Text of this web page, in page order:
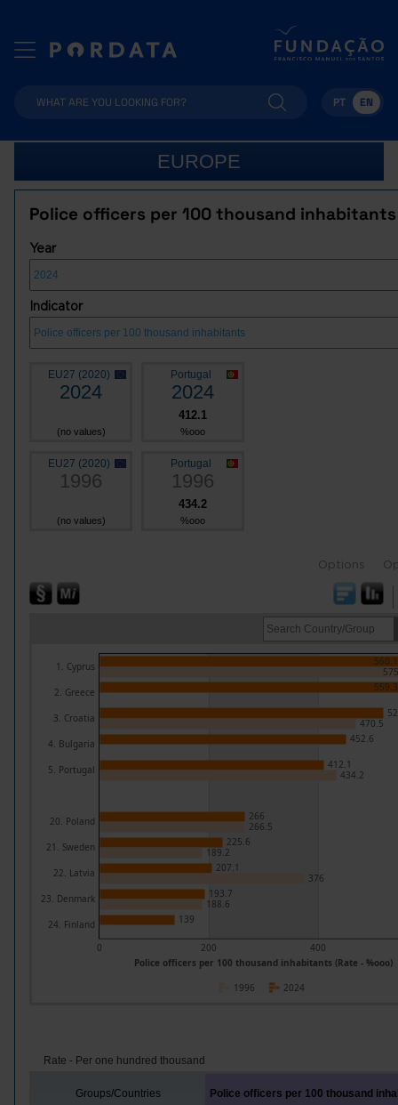
PT EN
EUROPE
Police officers per 100 thousand inhabitants
Year
Indicator
EU27 (2020)
2024
(no values)
Portugal
2024
412.1
%ooo
EU27 (2020)
1996
(no values)
Portugal
1996
434.2
%ooo
Options
Police officers per 100 thousand inhabitants (Rate - %ooo)
0 200 400
1. Cyprus
2. Greece
3. Croatia
4. Bulgaria
5. Portugal
20. Poland
21. Sweden
22. Latvia
23. Denmark
24. Finland
560.1
559.3
452.6
412.1
266
225.6
207.1
193.7
139
470.5
434.2
266.5
189.2
376
188.6
2024
1996
Rate - Per one hundred thousand
Groups/Countries Police officers per 100 thousand